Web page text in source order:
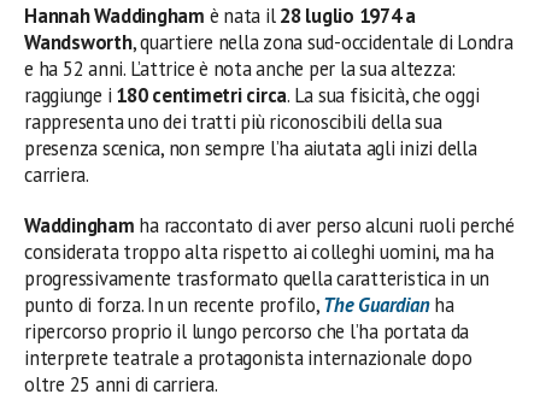
Hannah Waddingham è nata il28 luglio 1974 a
Wandsworth, quartiere nella zona sud-occidentale di Londra
e ha 52 anni. L’attrice è nota anche per la sua altezza:
raggiunge i 180 centimetri circa. La sua fisicità, che oggi
rappresenta uno dei tratti più riconoscibili della sua
presenza scenica, non sempre l’ha aiutata agli inizi della
carriera.
Waddingham ha raccontato di aver perso alcuni ruoli perché
considerata troppo alta rispetto ai colleghi uomini, ma ha
progressivamente trasformato quella caratteristica in un
punto di forza. In un recente profilo,The Guardianha
ripercorso proprio il lungo percorso che l’ha portata da
interprete teatrale a protagonista internazionale dopo
oltre 25 anni di carriera.